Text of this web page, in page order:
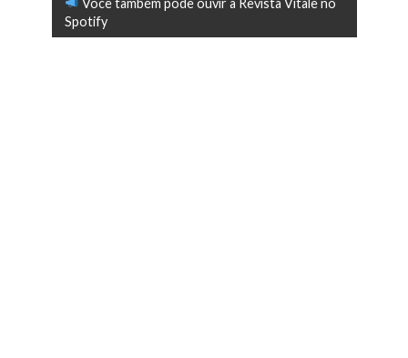
Você também pode ouvir a Revista Vitale no
Spotify